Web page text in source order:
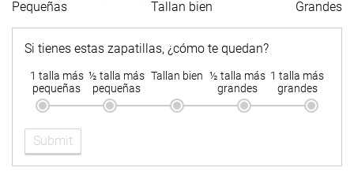
Tallan un poquito
pequeño
Tallan bien
Tallan un
pequeño
mediasuela
Diferencia de
mediasuela
en frío
- Pequeña Pequeña
Pequeñas Tallan bien Grandes
Si tienes estas zapatillas, ¿cómo te quedan?
1 talla más
pequeñas
½ talla más
pequeñas
Tallan bien ½ talla más
grandes
1 talla más
grandes
Submit